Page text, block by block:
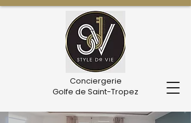
Conciergerie
Golfe de Saint-Tropez